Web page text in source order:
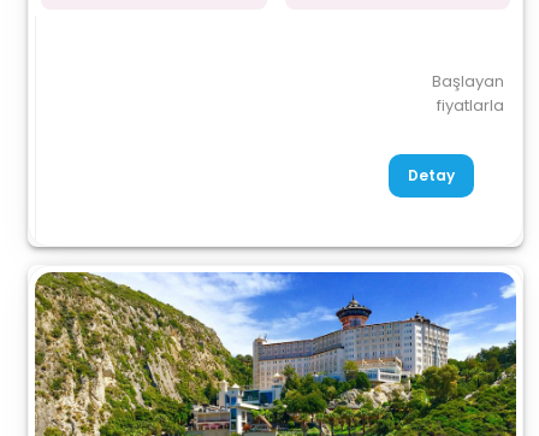
Başlayan
fiyatlarla
Detay